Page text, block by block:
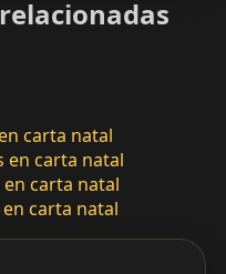
carta natal
en carta natal
carta natal
carta natal